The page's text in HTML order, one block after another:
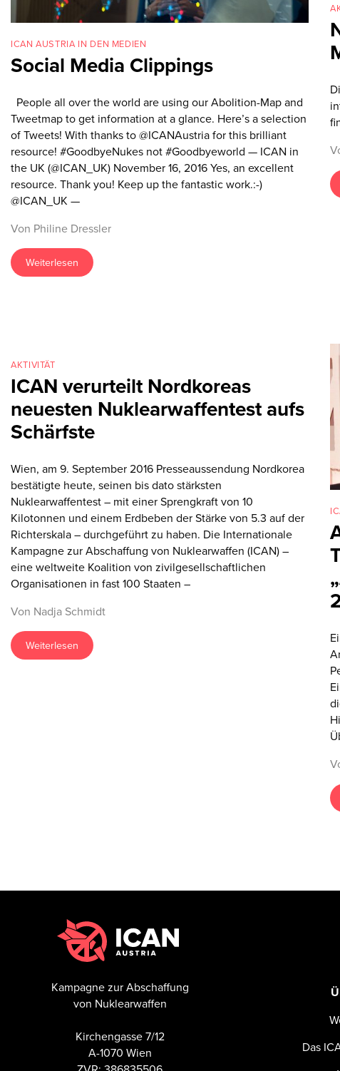
ICAN AUSTRIA IN DEN MEDIEN
Social Media Clippings
People all over the world are using our Abolition-Map and
Tweetmap to get information at a glance. Here’s a selection
of Tweets! With thanks to @ICANAustria for this brilliant
resource! #GoodbyeNukes not #Goodbyeworld — ICAN in
the UK (@ICAN_UK) November 16, 2016 Yes, an excellent
resource. Thank you! Keep up the fantastic work.:-)
@ICAN_UK —
Von Philine Dressler
Weiterlesen
AKTIVITÄT
ICAN verurteilt Nordkoreas
neuesten Nuklearwaffentest aufs
Schärfste
Wien, am 9. September 2016 Presseaussendung Nordkorea
bestätigte heute, seinen bis dato stärksten
Nuklearwaffentest – mit einer Sprengkraft von 10
Kilotonnen und einem Erdbeben der Stärke von 5.3 auf der
Richterskala – durchgeführt zu haben. Die Internationale
Kampagne zur Abschaffung von Nuklearwaffen (ICAN) –
eine weltweite Koalition von zivilgesellschaftlichen
Organisationen in fast 100 Staaten –
Von Nadja Schmidt
Weiterlesen
Kampagne zur Abschaffung
von Nuklearwaffen
Kirchengasse 7/12
A-1070 Wien
Das